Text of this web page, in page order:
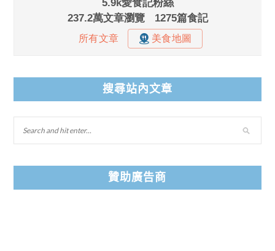
搜尋站內文章
贊助廣告商